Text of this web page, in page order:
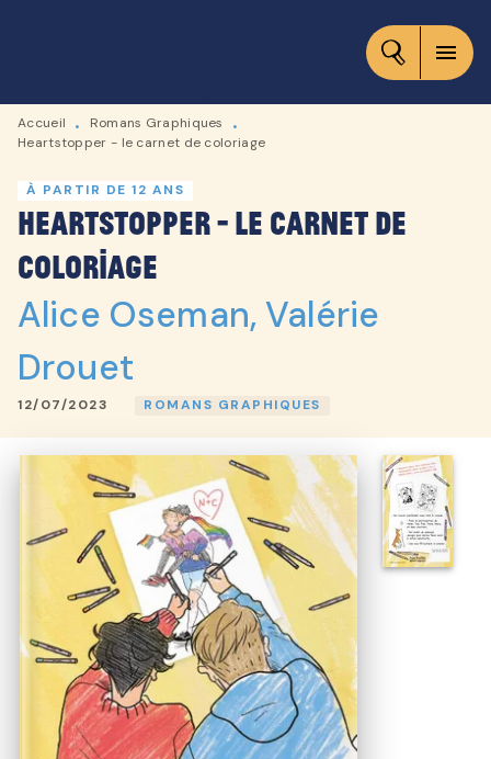
CONTENU
menu
Accueil • Romans Graphiques
•
Heartstopper - le carnet de coloriage
À PARTIR DE 12 ANS
Heartstopper - le carnet de
coloriage
Alice Oseman,Valérie
Drouet
12/07/2023 ROMANS GRAPHIQUES